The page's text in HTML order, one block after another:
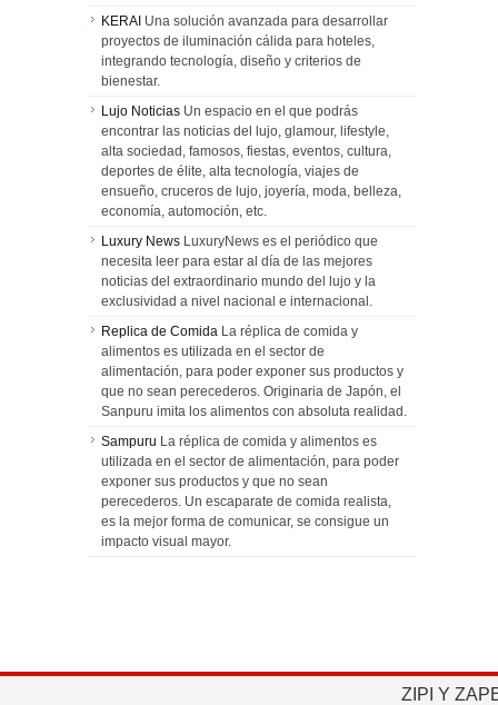
KERAI Una solución avanzada para desarrollar
proyectos de iluminación cálida para hoteles,
integrando tecnología, diseño y criterios de
bienestar.
Lujo Noticias Un espacio en el que podrás
encontrar las noticias del lujo, glamour, lifestyle,
alta sociedad, famosos, fiestas, eventos, cultura,
deportes de élite, alta tecnología, viajes de
ensueño, cruceros de lujo, joyería, moda, belleza,
economía, automoción, etc.
Luxury News LuxuryNews es el periódico que
necesita leer para estar al día de las mejores
noticias del extraordinario mundo del lujo y la
exclusividad a nivel nacional e internacional.
Replica de Comida La réplica de comida y
alimentos es utilizada en el sector de
alimentación, para poder exponer sus productos y
que no sean perecederos. Originaria de Japón, el
Sanpuru imita los alimentos con absoluta realidad.
Sampuru La réplica de comida y alimentos es
utilizada en el sector de alimentación, para poder
exponer sus productos y que no sean
perecederos. Un escaparate de comida realista,
es la mejor forma de comunicar, se consigue un
impacto visual mayor.
ZIPI Y